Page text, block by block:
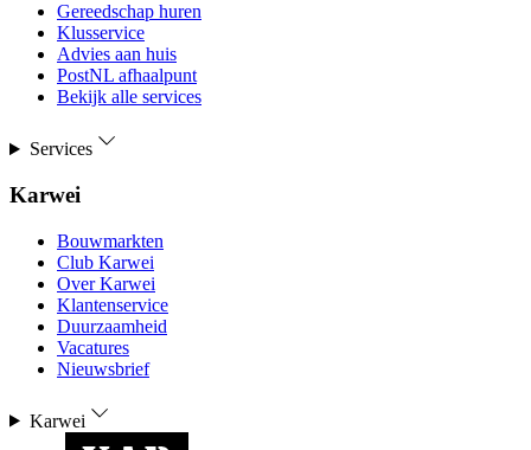
Gereedschap huren
Klusservice
Advies aan huis
PostNL afhaalpunt
Bekijk alle services
Services
Karwei
Bouwmarkten
Club Karwei
Over Karwei
Klantenservice
Duurzaamheid
Vacatures
Nieuwsbrief
Karwei